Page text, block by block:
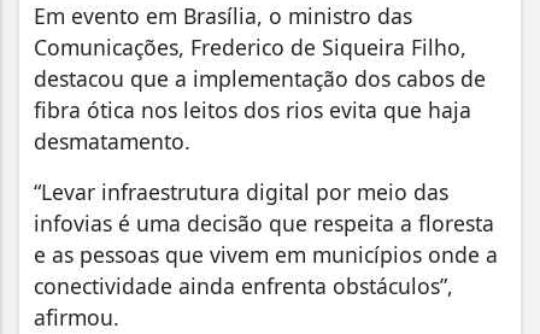
Em evento em Brasília, o ministro das
Comunicações, Frederico de Siqueira Filho,
destacou que a implementação dos cabos de
fibra ótica nos leitos dos rios evita que haja
desmatamento.
“Levar infraestrutura digital por meio das
infovias é uma decisão que respeita a floresta
e as pessoas que vivem em municípios onde a
conectividade ainda enfrenta obstáculos”,
afirmou.